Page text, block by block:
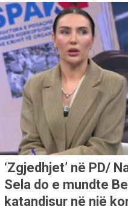
‘Zgjedhjet’ në PD/
Sela do e mundte
katandisur në një